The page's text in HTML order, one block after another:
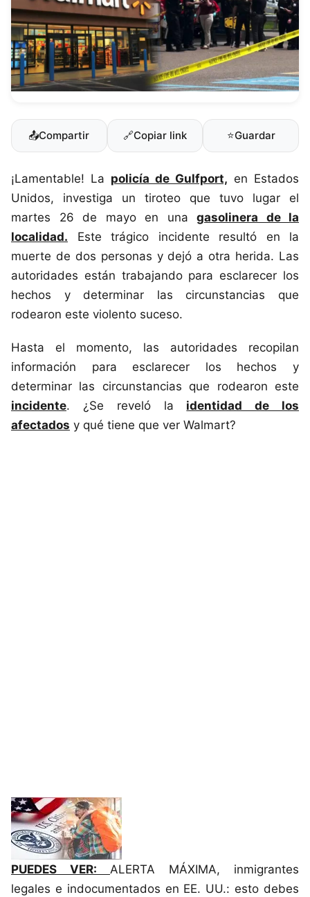
📤Compartir 🔗Copiar link ⭐Guardar
¡Lamentable! La policía de Gulfport, en Estados
Unidos, investiga un tiroteo que tuvo lugar el
martes 26 de mayo en una gasolinera de la
localidad. Este trágico incidente resultó en la
muerte de dos personas y dejó a otra herida. Las
autoridades están trabajando para esclarecer los
hechos y determinar las circunstancias que
rodearon este violento suceso.
Hasta el momento, las autoridades recopilan
información para esclarecer los hechos y
determinar las circunstancias que rodearon este
incidente. ¿Se reveló la identidad de los
afectados y qué tiene que ver Walmart?
PUEDES VER: ALERTA MÁXIMA, inmigrantes
legales e indocumentados en EE. UU.: esto debes